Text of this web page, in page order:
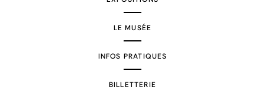
LE MUSÉE
INFOS PRATIQUES
BILLETTERIE